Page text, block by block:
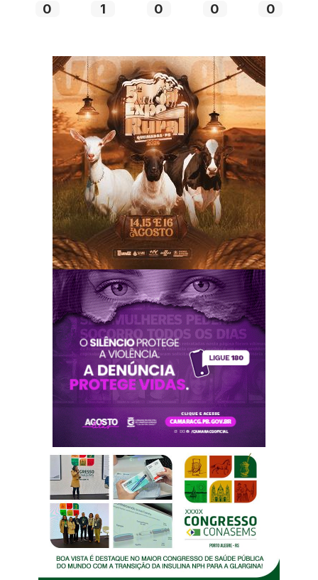
0 1 0 0 0